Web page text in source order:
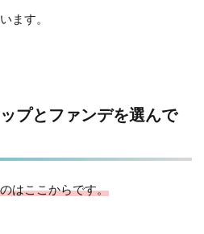
ます。
プとファンデを選んで
はここからです。